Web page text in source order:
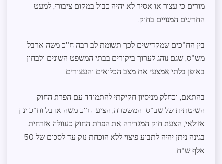
מורים כי עצור או אסיר לא יהיה כבול במקום ציבורי, למעט
החריגים המנויים בחוק.
בין הח"כים שמקדישים לכך תשומת לב רבה ח"כ משה ארבל
מש"ס, שגם נוהג לערוך ביקורים בבתי המשפט השונים ולבחון
באופן בלתי אמצעי את מצב הכלואים והעצורים.
בהתאם, וכחלק מניסיון חקיקתי להתמודד עם הפרת החוק
השיטתית של שב"ס והמשטרה, הציעו ח"כ משה ארבל וח"כ ינון
אזולאי, הצעת חוק המגדירה את הפרת החוק כעוולה אזרחית
בגינה ניתן יהיה לתבוע פיצוי ללא הוכחת נזק עד לסכום של 50
אלף ש"ח.